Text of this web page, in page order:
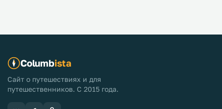
Columbista
Сайт о путешествиях и для
путешественников. С 2015 года.